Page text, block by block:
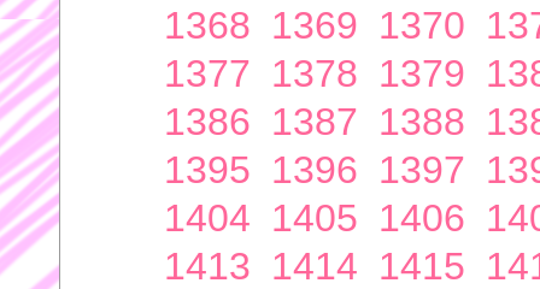
1368 1369 1370
1377 1378 1379
1386 1387 1388
1395 1396 1397
1404 1405 1406
1413 1414 1415